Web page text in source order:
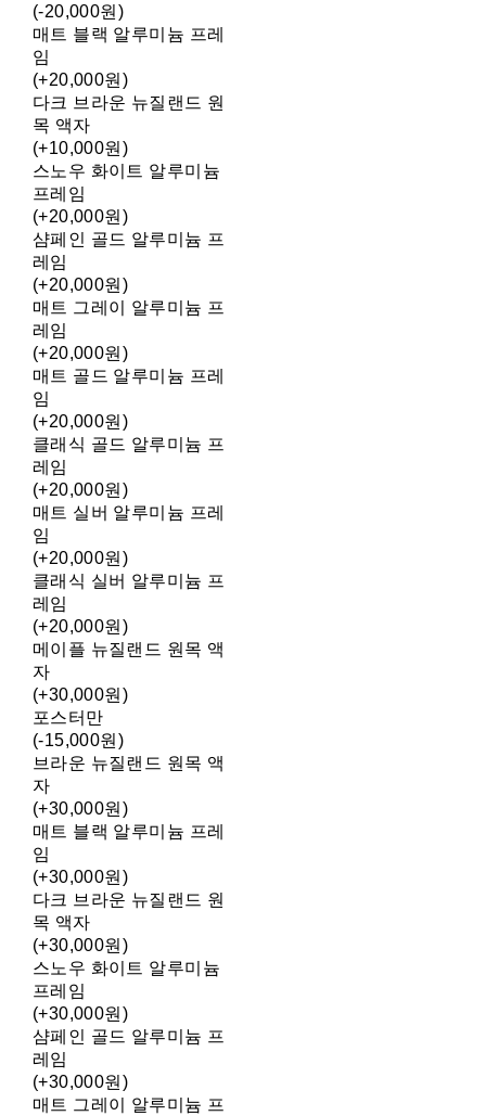
(-20,000원)
매트 블랙 알루미늄 프레
임
(+20,000원)
다크 브라운 뉴질랜드 원
목 액자
(+10,000원)
스노우 화이트 알루미늄
프레임
(+20,000원)
샴페인 골드 알루미늄 프
레임
(+20,000원)
매트 그레이 알루미늄 프
레임
(+20,000원)
매트 골드 알루미늄 프레
임
(+20,000원)
클래식 골드 알루미늄 프
레임
(+20,000원)
매트 실버 알루미늄 프레
임
(+20,000원)
클래식 실버 알루미늄 프
레임
(+20,000원)
메이플 뉴질랜드 원목 액
자
(+30,000원)
포스터만
(-15,000원)
브라운 뉴질랜드 원목 액
자
(+30,000원)
매트 블랙 알루미늄 프레
임
(+30,000원)
다크 브라운 뉴질랜드 원
목 액자
(+30,000원)
스노우 화이트 알루미늄
프레임
(+30,000원)
샴페인 골드 알루미늄 프
레임
(+30,000원)
매트 그레이 알루미늄 프